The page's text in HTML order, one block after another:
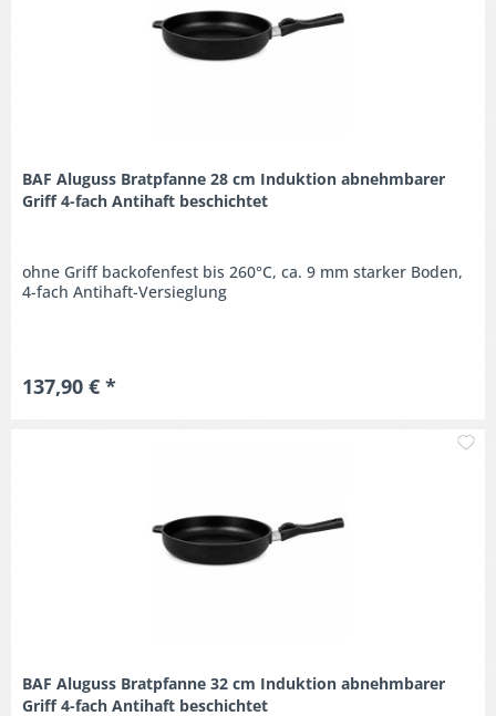
BAF Aluguss Bratpfanne 28 cm Induktion abnehmbarer
Griff 4-fach Antihaft beschichtet
ohne Griff backofenfest bis 260°C, ca. 9 mm starker Boden,
4-fach Antihaft-Versieglung
137,90 € *
BAF Aluguss Bratpfanne 32 cm Induktion abnehmbarer
Griff 4-fach Antihaft beschichtet